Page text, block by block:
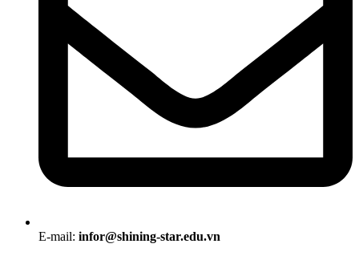
E-mail: infor@shining-star.edu.vn